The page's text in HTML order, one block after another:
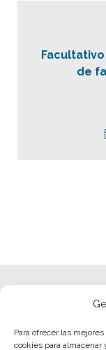
Para ofrecer las
cookies para
de